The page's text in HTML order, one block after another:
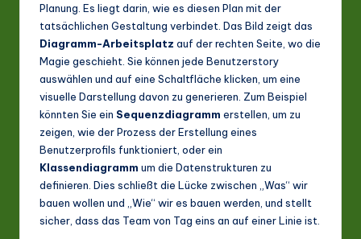
Planung. Es liegt darin, wie es diesen Plan mit der
tatsächlichen Gestaltung verbindet. Das Bild zeigt das
Diagramm-Arbeitsplatz auf der rechten Seite, wo die
Magie geschieht. Sie können jede Benutzerstory
auswählen und auf eine Schaltfläche klicken, um eine
visuelle Darstellung davon zu generieren. Zum Beispiel
könnten Sie ein Sequenzdiagramm erstellen, um zu
zeigen, wie der Prozess der Erstellung eines
Benutzerprofils funktioniert, oder ein
Klassendiagramm um die Datenstrukturen zu
definieren. Dies schließt die Lücke zwischen „Was“ wir
bauen wollen und „Wie“ wir es bauen werden, und stellt
sicher, dass das Team von Tag eins an auf einer Linie ist.